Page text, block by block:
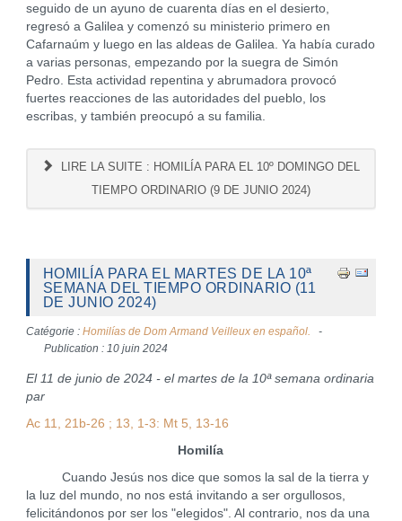
seguido de un ayuno de cuarenta días en el desierto,
regresó a Galilea y comenzó su ministerio primero en
Cafarnaúm y luego en las aldeas de Galilea. Ya había curado
a varias personas, empezando por la suegra de Simón
Pedro. Esta actividad repentina y abrumadora provocó
fuertes reacciones de las autoridades del pueblo, los
escribas, y también preocupó a su familia.
LIRE LA SUITE : HOMILÍA PARA EL 10º DOMINGO DEL
TIEMPO ORDINARIO (9 DE JUNIO 2024)
HOMILÍA PARA EL MARTES DE LA 10ª
SEMANA DEL TIEMPO ORDINARIO (11
DE JUNIO 2024)
Catégorie : Homilías de Dom Armand Veilleux en español.
Publication : 10 juin 2024
El 11 de junio de 2024 - el martes de la 10ª semana ordinaria
par
Ac 11, 21b-26 ; 13, 1-3: Mt 5, 13-16
Homilía
Cuando Jesús nos dice que somos la sal de la tierra y
la luz del mundo, no nos está invitando a ser orgullosos,
felicitándonos por ser los "elegidos". Al contrario, nos da una